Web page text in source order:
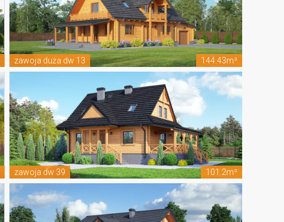
zawoja duża dw 13 144.43m²
zawoja dw 39 101.2m²